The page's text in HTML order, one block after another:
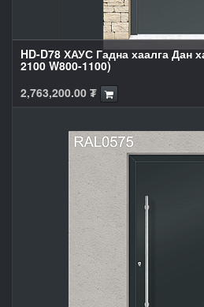
HD-D78 ХАУС Гадна хаалга Дан
2100 W800-1100)
2,763,200.00 ₮